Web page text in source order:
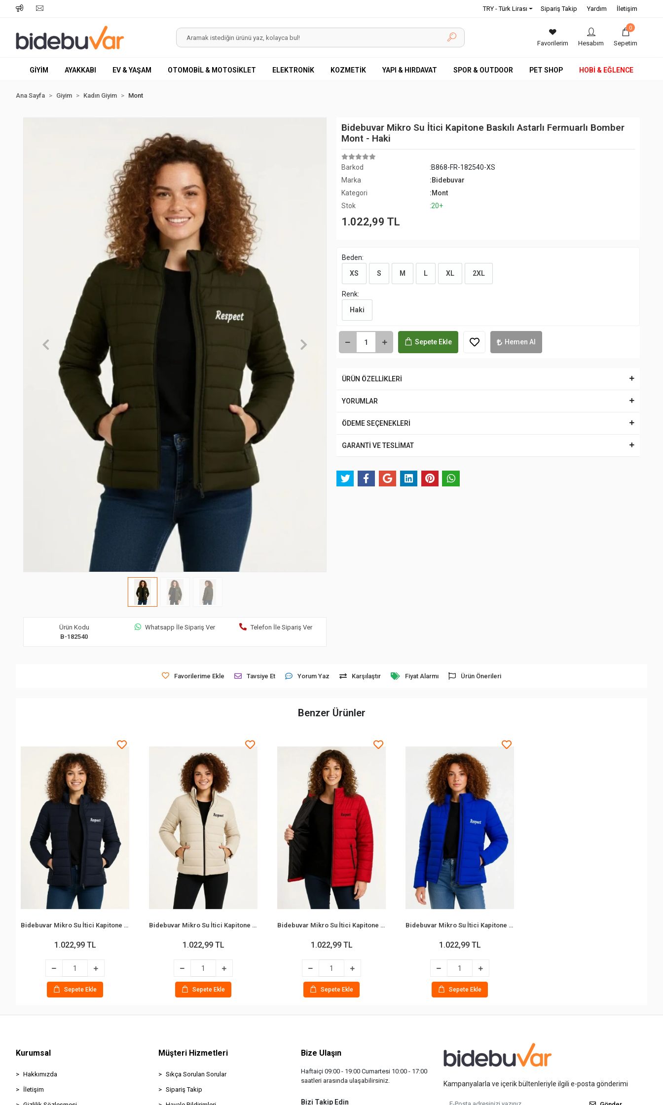
TRY - Türk Lirası Sipariş Takip Yardım İletişim
Favorilerim Hesabım
0
Sepetim
GİYİM AYAKKABI EV & YAŞAM OTOMOBİL & MOTOSİKLET ELEKTRONİK KOZMETİK YAPI & HIRDAVAT SPOR & OUTDOOR PET SHOP HOBİ & EĞLENCE
Ana Sayfa Giyim Kadın Giyim Mont
Ürün Kodu
B-182540
Whatsapp İle Sipariş Ver Telefon İle Sipariş Ver
Bidebuvar Mikro Su İtici Kapitone Baskılı Astarlı Fermuarlı Bomber
Mont - Haki
Barkod
:B868-FR-182540-XS
Marka
:Bidebuvar
Kategori
:Mont
Stok
:20+
1.022,99 TL
Beden:
XS
S M L XL 2XL
Renk:
Haki
Sepete Ekle Hemen Al
ÜRÜN ÖZELLİKLERİ
YORUMLAR
ÖDEME SEÇENEKLERİ
GARANTİ VE TESLİMAT
Favorilerime Ekle Tavsiye Et Yorum Yaz Karşılaştır Fiyat Alarmı Ürün Önerileri
Benzer Ürünler
Bidebuvar Mikro Su İtici Kapitone Baskılı Astarlı Fermuarlı Bomber Mont - Lacivert
1.022,99 TL
Sepete Ekle
Bidebuvar Mikro Su İtici Kapitone Baskılı Astarlı Fermuarlı Bomber Mont - Bej
1.022,99 TL
Sepete Ekle
Bidebuvar Mikro Su İtici Kapitone Baskılı Astarlı Fermuarlı Bomber Mont - Kırmızı
1.022,99 TL
Sepete Ekle
Bidebuvar Mikro Su İtici Kapitone Baskılı Astarlı Fermuarlı Bomber Mont - Saks Mavisi
1.022,99 TL
Sepete Ekle
Kurumsal
Hakkımızda
İletişim
Müşteri Hizmetleri
Sıkça Sorulan Sorular
Sipariş Takip
Bize Ulaşın
Haftaiçi 09:00 - 19:00 Cumartesi 10:00 - 17:00
saatleri arasında ulaşabilirsiniz.
Bizi Takip Edin
Kampanyalarla ve içerik bültenleriyle ilgili e-posta gönderimi